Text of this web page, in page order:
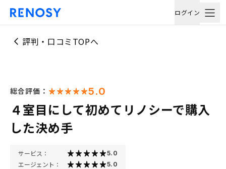
ログイン
評判・口コミTOPへ
総合評価： 5.0
４室目にして初めてリノシーで購入
した決め手
サービス： 5.0
エージェント： 5.0